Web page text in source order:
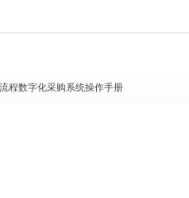
程数字化采购系统操作手册